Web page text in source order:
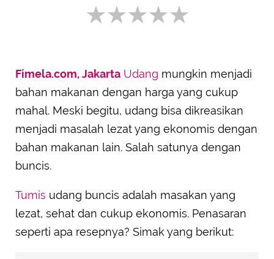
SUBMIT REVIEW
Fimela.com, Jakarta Udang mungkin menjadi
bahan makanan dengan harga yang cukup
mahal. Meski begitu, udang bisa dikreasikan
menjadi masalah lezat yang ekonomis dengan
bahan makanan lain. Salah satunya dengan
buncis.
Tumis udang buncis adalah masakan yang
lezat, sehat dan cukup ekonomis. Penasaran
seperti apa resepnya? Simak yang berikut: